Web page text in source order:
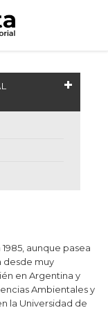
aunque pasea
desde muy
en Argentina y
Ambientales y
la Universidad de